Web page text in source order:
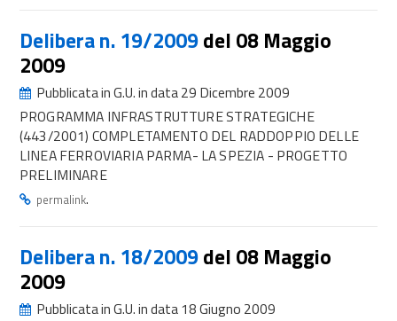
Delibera n. 19/2009del 08 Maggio
2009
Pubblicata in G.U. in data 29 Dicembre 2009
PROGRAMMA INFRASTRUTTURE STRATEGICHE
(443/2001) COMPLETAMENTO DEL RADDOPPIO DELLE
LINEA FERROVIARIA PARMA- LA SPEZIA - PROGETTO
PRELIMINARE
permalink.
Delibera n. 18/2009del 08 Maggio
2009
Pubblicata in G.U. in data 18 Giugno 2009